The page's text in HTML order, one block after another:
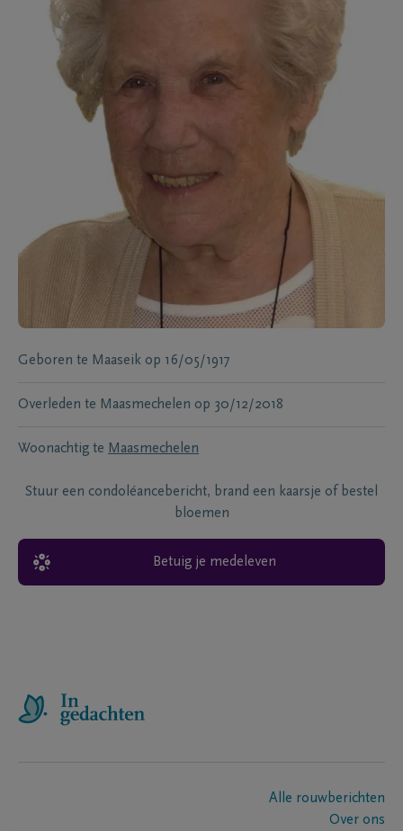
Geboren te Maaseik op 16/05/1917
Overleden te Maasmechelen op 30/12/2018
Woonachtig te Maasmechelen
Stuur een condoléancebericht, brand een kaarsje of bestel
bloemen
Betuig je medeleven
Alle rouwberichten
Over ons